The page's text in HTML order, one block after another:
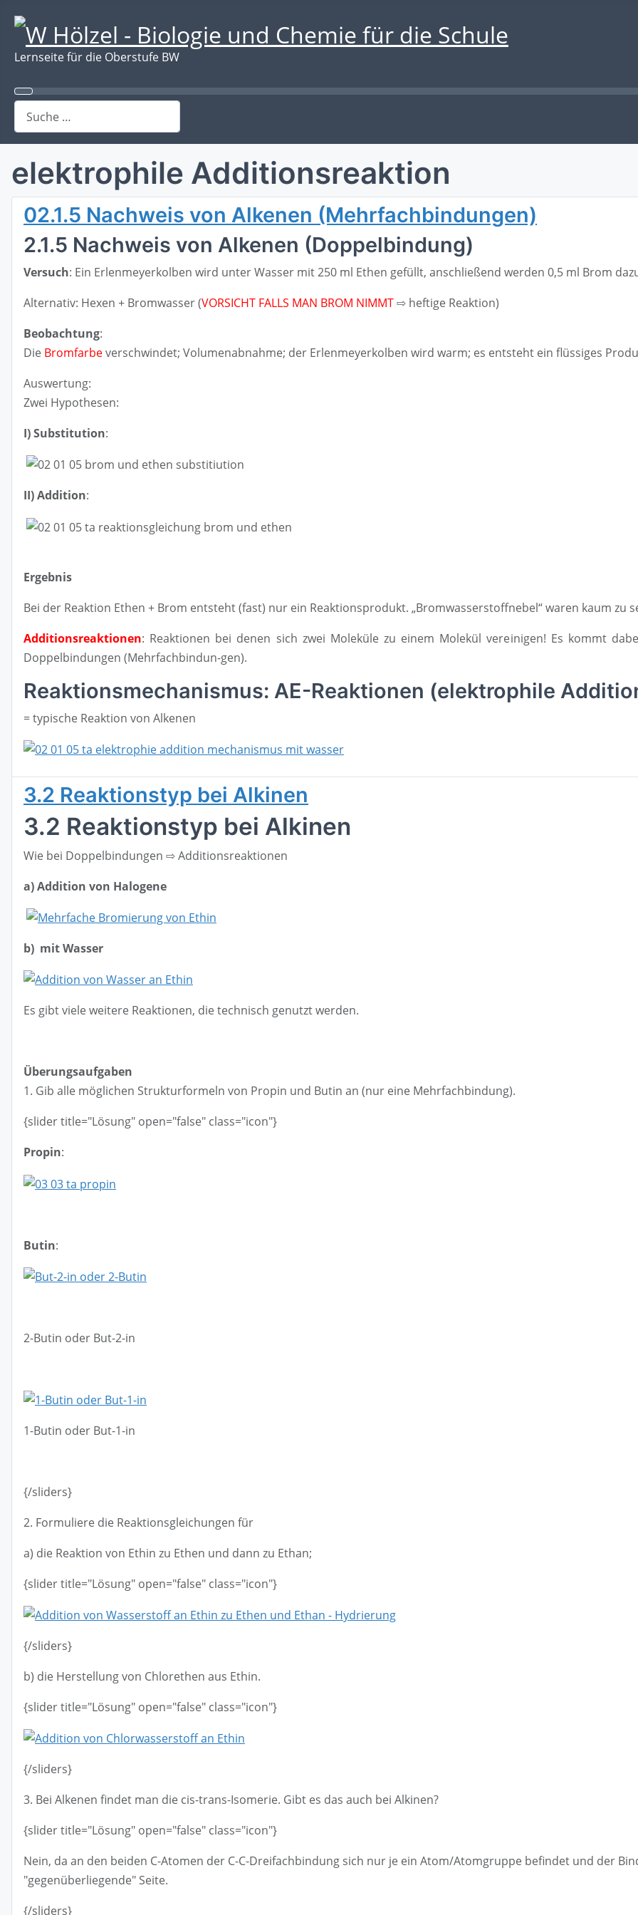
Lernseite für die Oberstufe BW
Suchen
elektrophile Additionsreaktion
02.1.5 Nachweis von Alkenen (Mehrfachbindungen)
2.1.5 Nachweis von Alkenen (Doppelbindung)
Versuch: Ein Erlenmeyerkolben wird unter Wasser mit 250 ml Ethen gefüllt, anschließend werden 0,5 ml Brom
Alternativ: Hexen + Bromwasser (VORSICHT FALLS MAN BROM NIMMT⇨ heftige Reaktion)
Beobachtung:
Die Bromfarbeverschwindet; Volumenabnahme; der Erlenmeyerkolben wird warm; es entsteht ein flüssiges
Auswertung:
Zwei Hypothesen:
I) Substitution:
II) Addition:
Ergebnis
Bei der Reaktion Ethen + Brom entsteht (fast) nur ein Reaktionsprodukt. „Bromwasserstoffnebel“ waren kaum zu
Additionsreaktionen: Reaktionen bei denen sich zwei Moleküle zu einem Molekül vereinigen! Es kommt
Doppelbindungen (Mehrfachbindun-gen).
Reaktionsmechanismus: AE-Reaktionen (elektrophile
= typische Reaktion von Alkenen
3.2 Reaktionstyp bei Alkinen
3.2 Reaktionstyp bei Alkinen
Wie bei Doppelbindungen ⇨ Additionsreaktionen
a) Addition von Halogene
b) mit Wasser
Es gibt viele weitere Reaktionen, die technisch genutzt werden.
Überungsaufgaben
1. Gib alle möglichen Strukturformeln von Propin und Butin an (nur eine Mehrfachbindung).
{slider title="Lösung" open="false" class="icon"}
Propin:
Butin:
2-Butin oder But-2-in
1-Butin oder But-1-in
{/sliders}
2. Formuliere die Reaktionsgleichungen für
a) die Reaktion von Ethin zu Ethen und dann zu Ethan;
{slider title="Lösung" open="false" class="icon"}
{/sliders}
b) die Herstellung von Chlorethen aus Ethin.
{slider title="Lösung" open="false" class="icon"}
{/sliders}
3. Bei Alkenen findet man die cis-trans-Isomerie. Gibt es das auch bei Alkinen?
{slider title="Lösung" open="false" class="icon"}
Nein, da an den beiden C-Atomen der C-C-Dreifachbindung sich nur je ein Atom/Atomgruppe befindet und der
"gegenüberliegende" Seite.
{/sliders}